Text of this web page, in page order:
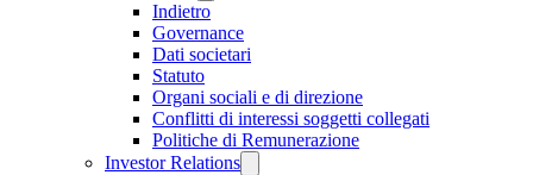
Indietro
Governance
Dati societari
Statuto
Organi sociali e di direzione
Conflitti di interessi soggetti collegati
Politiche di Remunerazione
Investor Relations